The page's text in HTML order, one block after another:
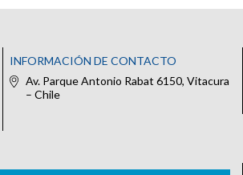
INFORMACIÓN DE CONTACTO
Av. Parque Antonio Rabat 6150, Vitacura
– Chile